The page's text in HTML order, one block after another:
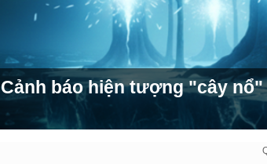
Cảnh báo hiện tượng "cây